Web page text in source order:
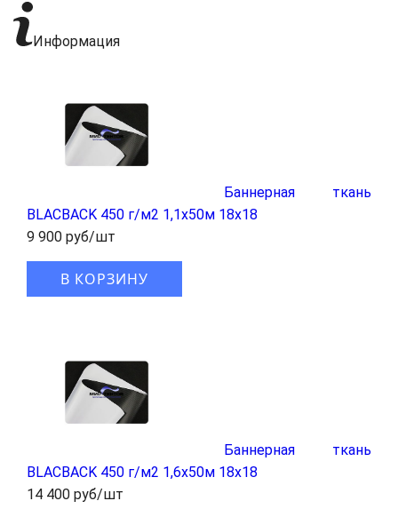
Информация
Баннерная ткань
BLАCBACK 450 г/м2 1,1x50м 18x18
9 900 руб/шт
В КОРЗИНУ
Баннерная ткань
BLАCBACK 450 г/м2 1,6x50м 18x18
14 400 руб/шт